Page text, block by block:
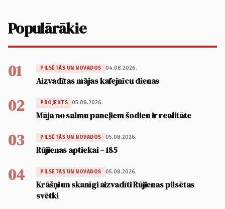
Populārākie
01 PILSĒTĀS UN NOVADOS 04.08.2026.
Aizvadītas mājas kafejnīcu dienas
02 PROJEKTS 05.08.2026.
Māja no salmu paneļiem šodien ir realitāte
03 PILSĒTĀS UN NOVADOS 05.08.2026.
Rūjienas aptiekai – 185
04 PILSĒTĀS UN NOVADOS 05.08.2026.
Krāšņi un skanīgi aizvadīti Rūjienas pilsētas
svētki